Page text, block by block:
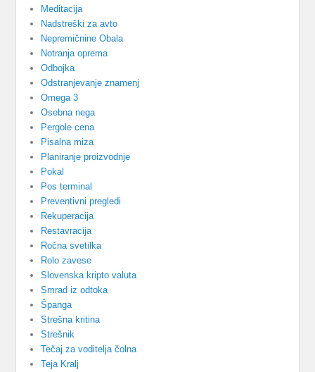
Meditacija
Nadstreški za avto
Nepremičnine Obala
Notranja oprema
Odbojka
Odstranjevanje znamenj
Omega 3
Osebna nega
Pergole cena
Pisalna miza
Planiranje proizvodnje
Pokal
Pos terminal
Preventivni pregledi
Rekuperacija
Restavracija
Ročna svetilka
Rolo zavese
Slovenska kripto valuta
Smrad iz odtoka
Španga
Strešna kritina
Strešnik
Tečaj za voditelja čolna
Teja Kralj